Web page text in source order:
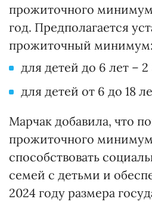
прожиточного
год. Предполагается
прожиточный минимум:
для детей до 6 лет – 2
для детей от 6 до 18
Марчак добавила, что
прожиточного
способствовать
семей с детьми и
2024 году размера